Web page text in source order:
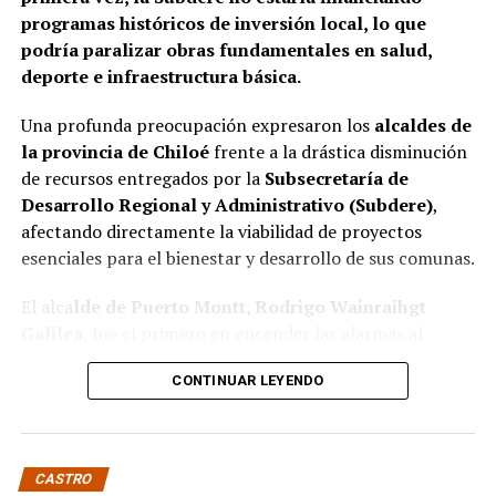
programas históricos de inversión local, lo que
podría paralizar obras fundamentales en salud,
deporte e infraestructura básica.
Una profunda preocupación expresaron los alcaldes de
la provincia de Chiloéfrente a la drástica disminución
de recursos entregados por la Subsecretaría de
Desarrollo Regional y Administrativo (Subdere),
afectando directamente la viabilidad de proyectos
esenciales para el bienestar y desarrollo de sus comunas.
El alca lde de Puerto Montt, Rodrigo Wainraihgt
denunciar públicamente que la Subdere no cuenta con
fondos para financiar iniciativas del Programa de
Mejoramiento de Barrios (PMB), a pesar de que muchas
ya estaban declaradas elegibles.
CONTINUAR LEYENDO
CASTRO